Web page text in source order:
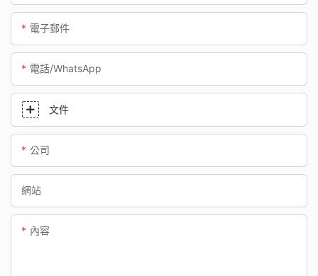
電子郵件
電話/WhatsApp
文件
公司
網站
內容